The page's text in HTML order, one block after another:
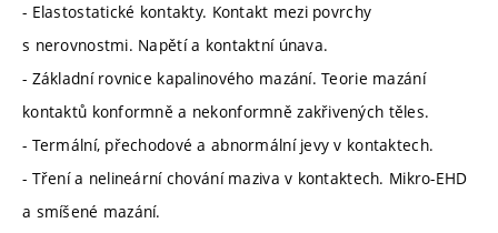
- Elastostatické kontakty. Kontakt mezi povrchy
s nerovnostmi. Napětí a kontaktní únava.
- Základní rovnice kapalinového mazání. Teorie mazání
kontaktů konformně a nekonformně zakřivených těles.
- Termální, přechodové a abnormální jevy v kontaktech.
- Tření a nelineární chování maziva v kontaktech. Mikro-EHD
a smíšené mazání.